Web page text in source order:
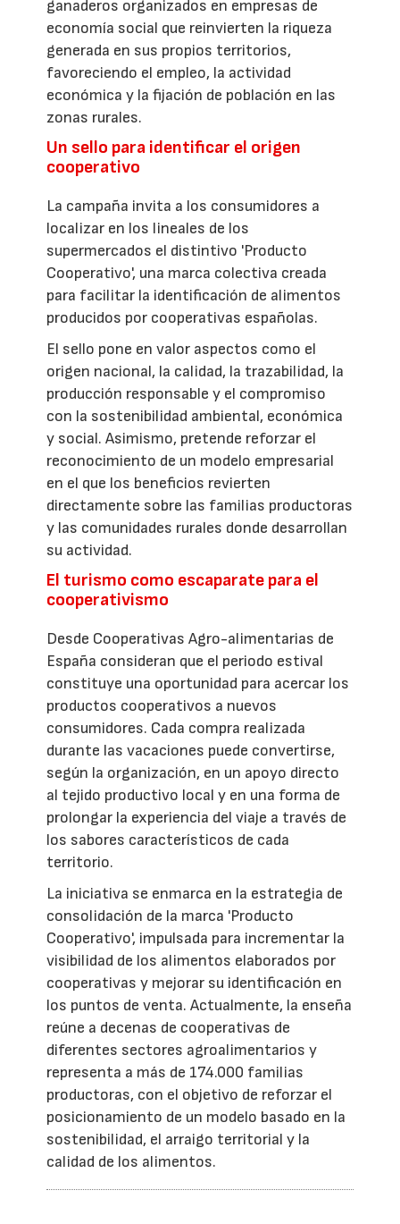
ganaderos organizados en empresas de
economía social que reinvierten la riqueza
generada en sus propios territorios,
favoreciendo el empleo, la actividad
económica y la fijación de población en las
zonas rurales.
Un sello para identificar el origen
cooperativo
La campaña invita a los consumidores a
localizar en los lineales de los
supermercados el distintivo 'Producto
Cooperativo', una marca colectiva creada
para facilitar la identificación de alimentos
producidos por cooperativas españolas.
El sello pone en valor aspectos como el
origen nacional, la calidad, la trazabilidad, la
producción responsable y el compromiso
con la sostenibilidad ambiental, económica
y social. Asimismo, pretende reforzar el
reconocimiento de un modelo empresarial
en el que los beneficios revierten
directamente sobre las familias productoras
y las comunidades rurales donde desarrollan
su actividad.
El turismo como escaparate para el
cooperativismo
Desde Cooperativas Agro-alimentarias de
España consideran que el periodo estival
constituye una oportunidad para acercar los
productos cooperativos a nuevos
consumidores. Cada compra realizada
durante las vacaciones puede convertirse,
según la organización, en un apoyo directo
al tejido productivo local y en una forma de
prolongar la experiencia del viaje a través de
los sabores característicos de cada
territorio.
La iniciativa se enmarca en la estrategia de
consolidación de la marca 'Producto
Cooperativo', impulsada para incrementar la
visibilidad de los alimentos elaborados por
cooperativas y mejorar su identificación en
los puntos de venta. Actualmente, la enseña
reúne a decenas de cooperativas de
diferentes sectores agroalimentarios y
representa a más de 174.000 familias
productoras, con el objetivo de reforzar el
posicionamiento de un modelo basado en la
sostenibilidad, el arraigo territorial y la
calidad de los alimentos.